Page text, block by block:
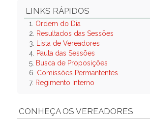
LINKS RÁPIDOS
1. Ordem do Dia
2.
Resultados das Sessões
3.
Lista de Vereadores
4. Pauta das Sessões
5. Busca de Proposições
6. Comissões Permantentes
7. Regimento Interno
CONHEÇA OS VEREADORES